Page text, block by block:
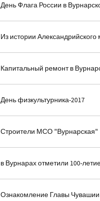
День Флага России в
Из истории
Капитальный ремонт в
День физкультурника-2017
Строители МСО "Вурнарская"
в Вурнарах отметили 100-
Ознакомление Главы